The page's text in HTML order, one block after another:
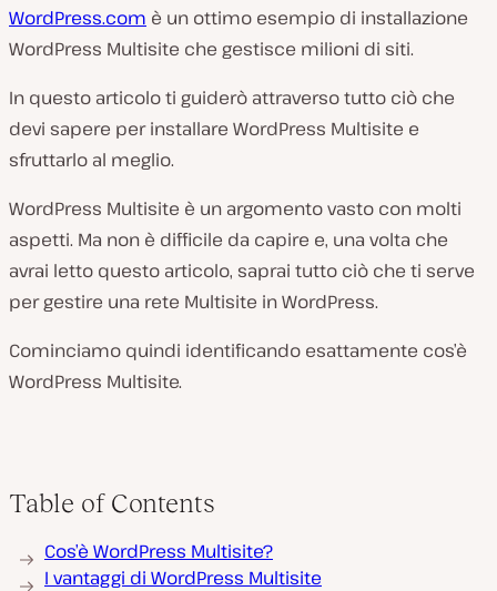
WordPress.com è un ottimo esempio di installazione
WordPress Multisite che gestisce milioni di siti.
In questo articolo ti guiderò attraverso tutto ciò che
devi sapere per installare WordPress Multisite e
sfruttarlo al meglio.
WordPress Multisite è un argomento vasto con molti
aspetti. Ma non è difficile da capire e, una volta che
avrai letto questo articolo, saprai tutto ciò che ti serve
per gestire una rete Multisite in WordPress.
Cominciamo quindi identificando esattamente cos’è
WordPress Multisite.
Table of Contents
Cos’è WordPress Multisite?
I vantaggi di WordPress Multisite